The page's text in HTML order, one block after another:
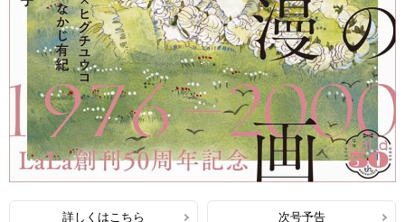
詳しくはこちら 次号予告